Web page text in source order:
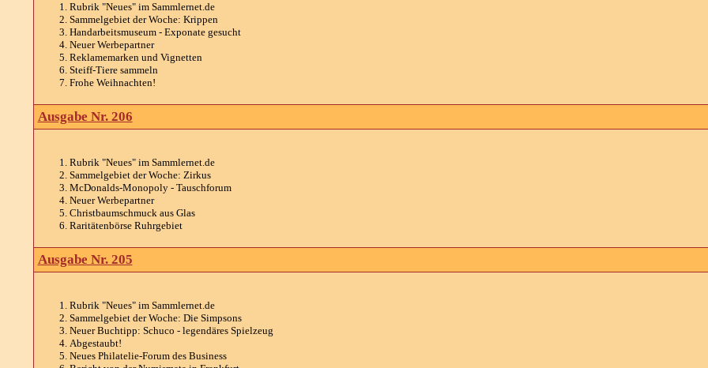
Rubrik "Neues" im Sammlernet.de
Sammelgebiet der Woche: Krippen
Handarbeitsmuseum - Exponate gesucht
Neuer Werbepartner
Reklamemarken und Vignetten
Steiff-Tiere sammeln
Frohe Weihnachten!
Ausgabe Nr. 206
Rubrik "Neues" im Sammlernet.de
Sammelgebiet der Woche: Zirkus
McDonalds-Monopoly - Tauschforum
Neuer Werbepartner
Christbaumschmuck aus Glas
Raritätenbörse Ruhrgebiet
Ausgabe Nr. 205
Rubrik "Neues" im Sammlernet.de
Sammelgebiet der Woche: Die Simpsons
Neuer Buchtipp: Schuco - legendäres Spielzeug
Abgestaubt!
Neues Philatelie-Forum des Business